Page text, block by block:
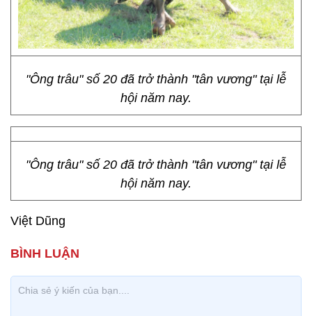
"Ông trâu" số 20 đã trở thành "tân vương" tại lễ
hội năm nay.
"Ông trâu" số 20 đã trở thành "tân vương" tại lễ
hội năm nay.
Việt Dũng